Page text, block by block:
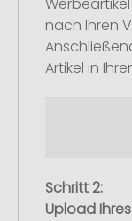
nach Ihren
Artikel in
Schritt 2:
Upload